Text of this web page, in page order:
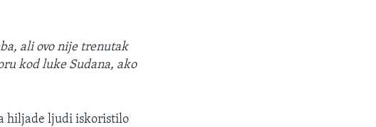
ali ovo nije trenutak
kod luke Sudana, ako
hiljade ljudi iskoristilo